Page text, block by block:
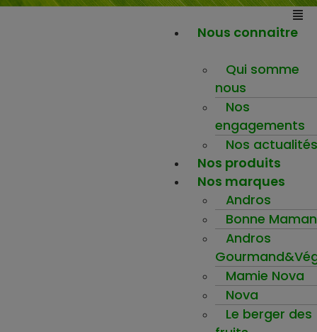
Nous connaitre
Qui somme
nous
Nos
engagements
Nos actualités
Nos produits
Nos marques
Andros
Bonne Maman
Andros
Mamie Nova
Nova
Le berger des